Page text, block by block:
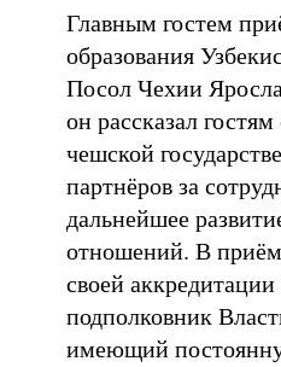
Главным гостем
образования
Посол Чехии
он рассказал
чешской
партнёров за
дальнейшее
отношений. В
своей
подполковник
имеющий